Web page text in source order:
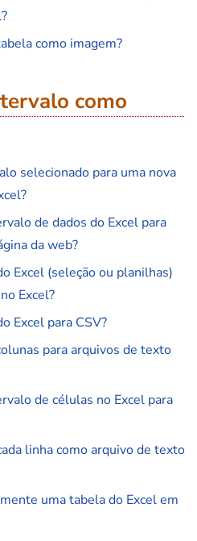
como imagem?
como
selecionado para uma nova
de dados do Excel para
da web?
Excel (seleção ou planilhas)
Excel?
Excel para CSV?
para arquivos de texto
de células no Excel para
linha como arquivo de texto
uma tabela do Excel em